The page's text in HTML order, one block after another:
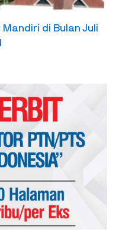
di Bulan Juli